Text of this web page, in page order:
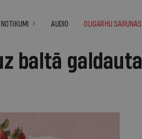
NOTIKUMI AUDIO OLIGARHU SARUNAS
baltā galdauta